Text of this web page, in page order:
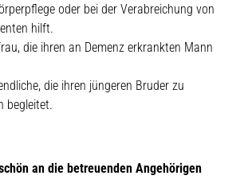
oder bei der Verabreichung von
hilft.
die ihren an Demenz erkrankten Mann
die ihren jüngeren Bruder zu
begleitet.
an die betreuenden Angehörigen